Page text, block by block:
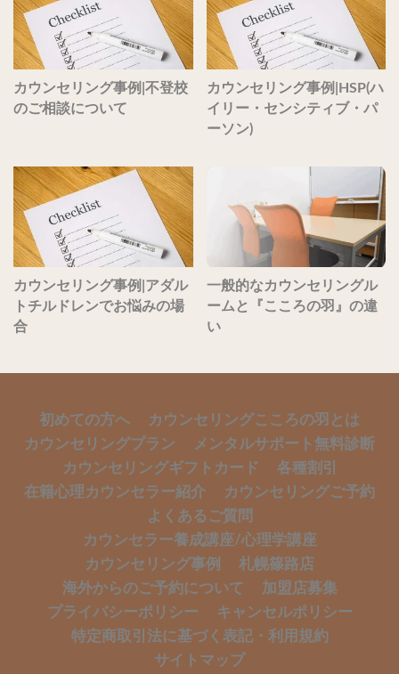
カウンセリング事例|不登校
のご相談について
カウンセリング事例|HSP(ハ
イリー・センシティブ・パ
ーソン)
カウンセリング事例|アダル
トチルドレンでお悩みの場
合
一般的なカウンセリングル
ームと『こころの羽』の違
い
初めての方へ
カウンセリングこころの羽とは
カウンセリングプラン
メンタルサポート無料診断
カウンセリングギフトカード
各種割引
在籍心理カウンセラー紹介
カウンセリングご予約
よくあるご質問
カウンセラー養成講座/心理学講座
カウンセリング事例
札幌篠路店
海外からのご予約について
加盟店募集
プライバシーポリシー
キャンセルポリシー
特定商取引法に基づく表記・利用規約
サイトマップ